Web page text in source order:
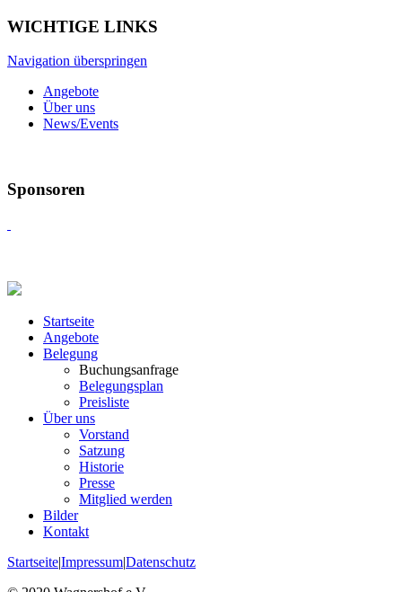
WICHTIGE LINKS
Navigation überspringen
Angebote
Über uns
News/Events
Sponsoren
Startseite
Angebote
Belegung
Buchungsanfrage
Belegungsplan
Preisliste
Über uns
Vorstand
Satzung
Historie
Presse
Mitglied werden
Bilder
Kontakt
Startseite|Impressum|Datenschutz